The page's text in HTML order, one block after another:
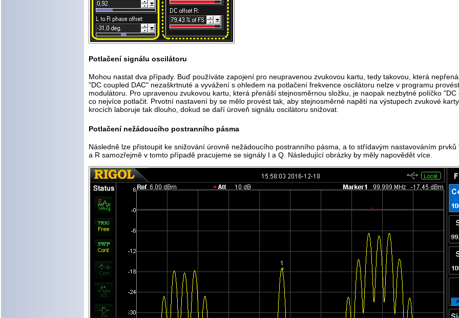
Potlačení signálu oscilátoru
Mohou nastat dva případy. Buď používáte zapojení pro neupravenou zvukovou kartu, tedy takovou, která
"DC coupled DAC" nezaškrtnuté a vyvážení s ohledem na potlačení frekvence oscilátoru nelze v programu
modulátoru. Pro upravenou zvukovou kartu, která přenáší stejnosměrnou složku, je naopak nezbytné políčko
co nejvíce potlačit. Prvotní nastavení by se mělo provést tak, aby stejnosměrné napětí na výstupech zvukové
krocích laboruje tak dlouho, dokud se daří úroveň signálu oscilátoru snižovat.
Potlačení nežádoucího postranního pásma
Následně lze přistoupit ke snižování úrovně nežádoucího postranního pásma, a to střídavým nastavováním
a R samozřejmě v tomto případě pracujeme se signály I a Q. Následující obrázky by měly napovědět více.